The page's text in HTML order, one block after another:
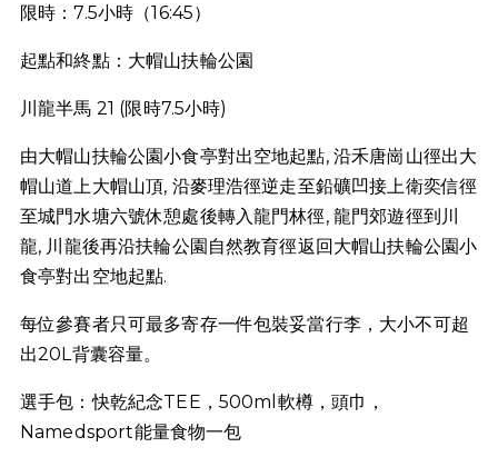
限時：7.5小時（16:45）
起點和終點：大帽山扶輪公園
川龍半馬 21 (限時7.5小時)
由大帽山扶輪公園小食亭對出空地起點, 沿禾唐崗山徑出大
帽山道上大帽山頂, 沿麥理浩徑逆走至鉛礦凹接上衛奕信徑
至城門水塘六號休憩處後轉入龍門林徑, 龍門郊遊徑到川
龍, 川龍後再沿扶輪公園自然教育徑返回大帽山扶輪公園小
食亭對出空地起點.
每位參賽者只可最多寄存一件包裝妥當行李，大小不可超
出20L背囊容量。
選手包：快乾紀念TEE，500ml軟樽，頭巾，
Namedsport能量食物一包